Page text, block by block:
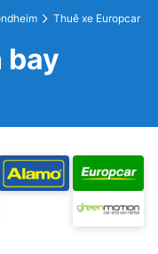
Thuê xe Europcar
bay